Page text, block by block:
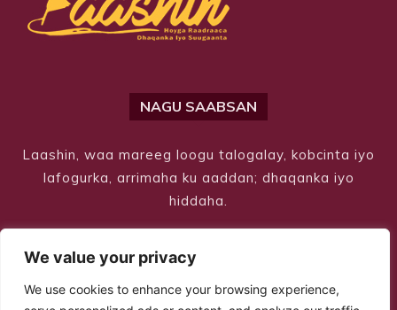
We value your privacy
We use cookies to enhance your browsing experience,
NAGU SAABSAN
Laashin, waa mareeg loogu talogalay, kobcinta iyo
lafogurka, arrimaha ku aaddan; dhaqanka iyo
hiddaha.